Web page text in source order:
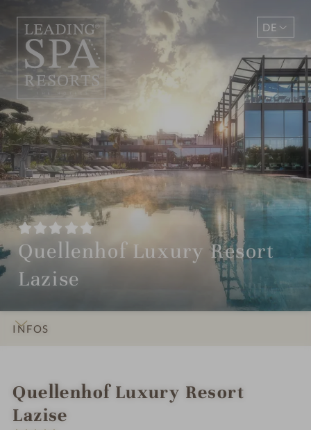
DE
Quellenhof Luxury Resort
Lazise
INFOS
Quellenhof Luxury Resort
Lazise
i
n